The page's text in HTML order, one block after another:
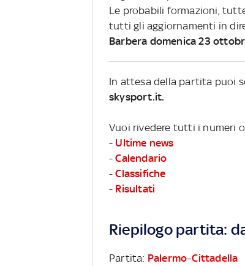
Le probabili formazioni,
tutti gli aggiornamenti in
Barbera domenica 23
In attesa della partita puoi
skysport.it.
Vuoi rivedere tutti i numeri
- Ultime news
-Calendario
-Classifiche
- Risultati
Riepilogo partita:
Partita: Palermo–Cittadella